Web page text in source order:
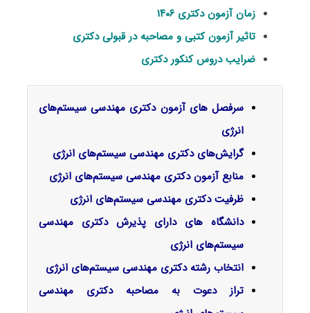
زمان آزمون دکتری ۱۴۰۶
تاثیر آزمون کتبی و مصاحبه در قبولی دکتری
ضرایب دروس کنکور دکتری
سرفصل‌ های آزمون دکتری مهندسی سیستم‌های
انرژی
گرایش‌های دکتری مهندسی سیستم‌های انرژی
منابع آزمون دکتری مهندسی سیستم‌های انرژی
ظرفیت دکتری مهندسی سیستم‌های انرژی
دانشگاه های دارای پذیرش دکتری مهندسی
سیستم‌های انرژی
انتخاب رشته دکتری مهندسی سیستم‌های انرژی
تراز دعوت به مصاحبه دکتری مهندسی